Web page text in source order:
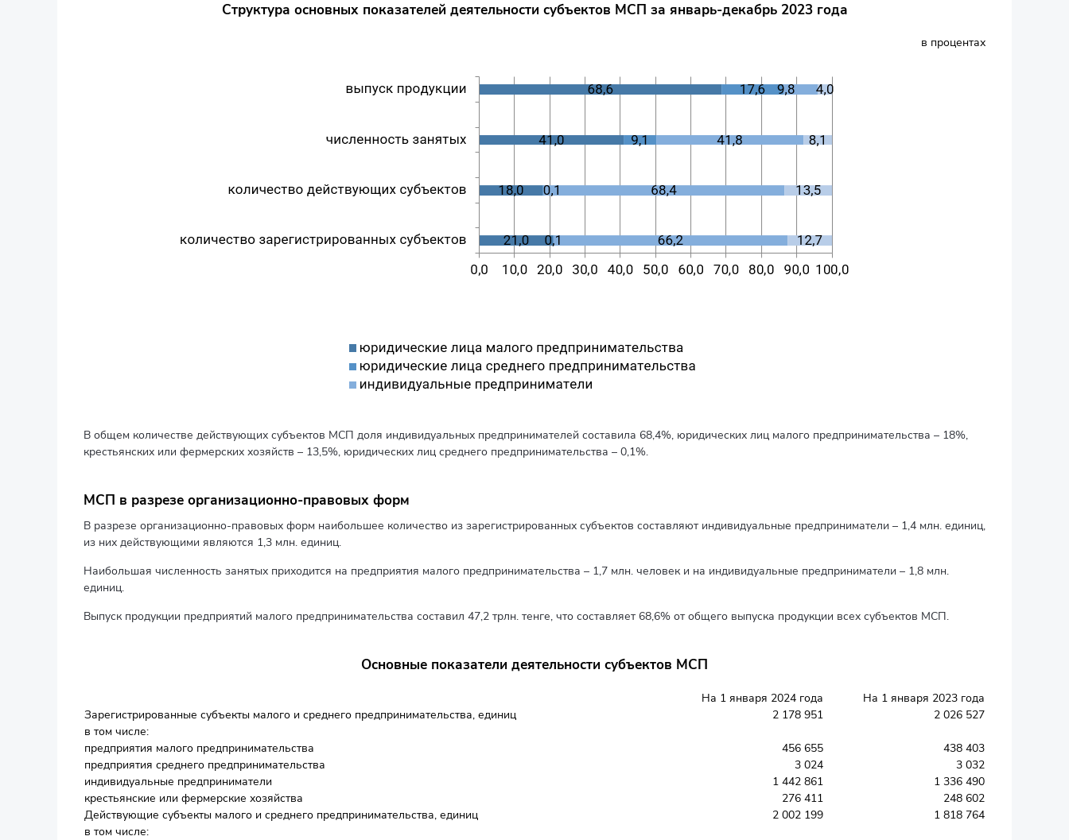
Структура основных показателей деятельности субъектов МСП за январь-декабрь 2023 года
в процентах
В общем количестве действующих субъектов МСП доля индивидуальных предпринимателей составила 68,4%, юридических лиц малого предпринимательства – 18%,
крестьянских или фермерских хозяйств – 13,5%, юридических лиц среднего предпринимательства – 0,1%.
МСП в разрезе организационно-правовых форм
В разрезе организационно-правовых форм наибольшее количество из зарегистрированных субъектов составляют индивидуальные предприниматели – 1,4 млн. единиц,
из них действующими являются 1,3 млн. единиц.
Наибольшая численность занятых приходится на предприятия малого предпринимательства – 1,7 млн. человек и на индивидуальные предприниматели – 1,8 млн.
единиц.
Выпуск продукции предприятий малого предпринимательства составил 47,2 трлн. тенге, что составляет 68,6% от общего выпуска продукции всех субъектов МСП.
Основные показатели деятельности субъектов МСП
На 1 января 2024 года
На 1 января 2023 года
Зарегистрированные субъекты малого и среднего предпринимательства, единиц
2 178 951
2 026 527
в том числе:
предприятия малого предпринимательства
456 655
438 403
предприятия среднего предпринимательства
3 024
3 032
индивидуальные предприниматели
1 442 861
1 336 490
крестьянские или фермерские хозяйства
276 411
248 602
Действующие субъекты малого и среднего предпринимательства, единиц
2 002 199
1 818 764
в том числе: